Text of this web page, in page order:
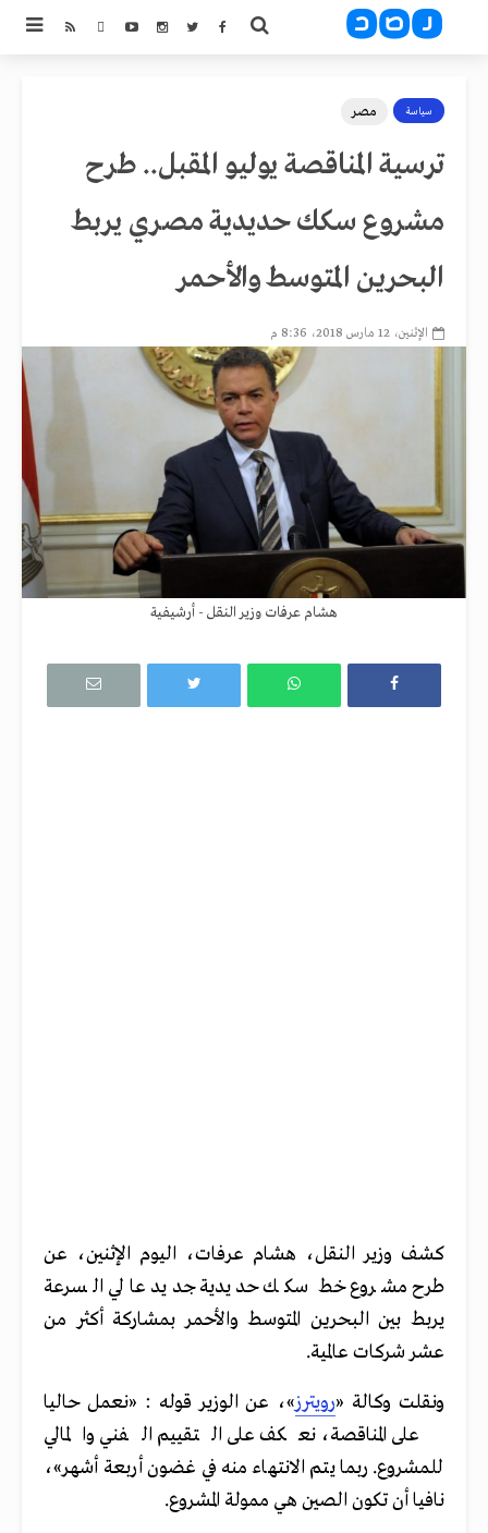
سياسة مصر
ترسية المناقصة يوليو المقبل.. طرح
مشروع سكك حديدية مصري يربط
البحرين المتوسط والأحمر
الإثنين، 12 مارس 2018، 8:36 م
هشام عرفات وزير النقل - أرشيفية
كشف وزير النقل، هشام عرفات، اليوم الإثنين، عن
طرح مشروع خط سكك حديدية جديد عالي السرعة
يربط بين البحرين المتوسط والأحمر بمشاركة أكثر من
عشر شركات عالمية.
ونقلت وكالة «رويترز»، عن الوزير قوله : «نعمل حاليا
على المناقصة، نعكف على التقييم الفني والمالي
للمشروع. ربما يتم الانتهاء منه في غضون أربعة أشهر»،
نافيا أن تكون الصين هي ممولة المشروع.